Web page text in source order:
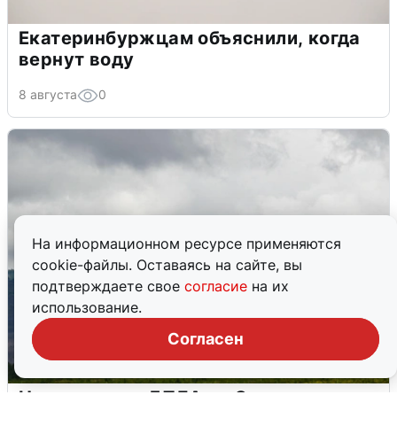
На информационном ресурсе применяются
cookie-файлы. Оставаясь на сайте, вы
подтверждаете свое согласие на их
использование.
Согласен
Екатеринбуржцам объяснили, когда
вернут воду
8 августа 0
Ночная атака БПЛА на Самарскую